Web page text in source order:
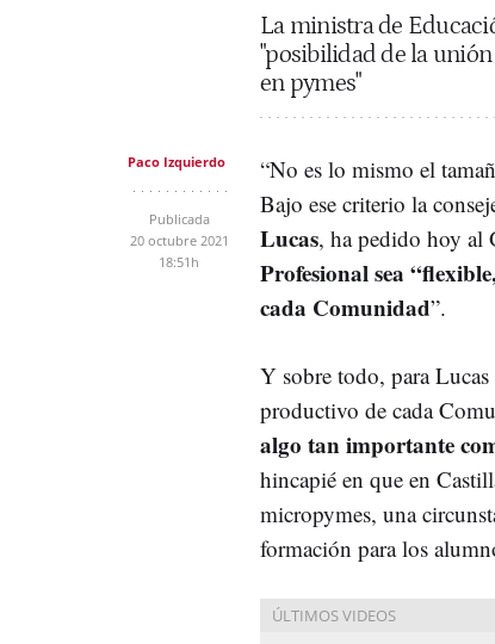
La ministra de
"posibilidad de la
en pymes"
Paco Izquierdo
Publicada
20 octubre 2021
18:51h
“No es lo mismo el
Bajo ese criterio la
Lucas, ha pedido hoy al
Profesional sea
cada Comunidad”.
Y sobre todo, para
productivo de cada
algo tan importante
hincapié en que en
micropymes, una
formación para los